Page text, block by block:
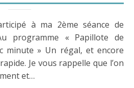
programme « Papillote de
minute » Un régal, et encore
Je vous rappelle que l’on
et…